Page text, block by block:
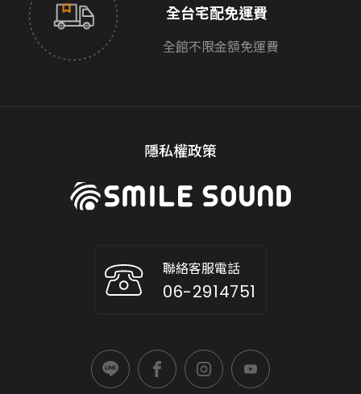
全台宅配免運費
全館不限金額免運費
隱私權政策
聯絡客服電話
06-2914751